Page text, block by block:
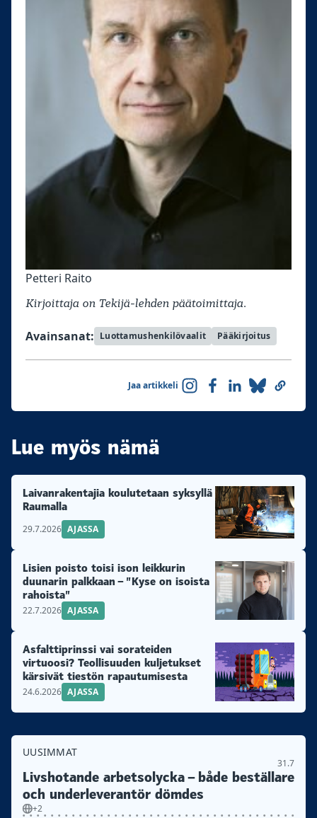
Petteri Raito
Kirjoittaja on Tekijä-lehden päätoimittaja.
Avainsanat: Luottamushenkilövaalit Pääkirjoitus
Jaa artikkeli
Lue myös nämä
Laivanrakentajia koulutetaan syksyllä
Raumalla
29.7.2026 AJASSA
Lisien poisto toisi ison leikkurin
duunarin palkkaan – ”Kyse on isoista
rahoista”
22.7.2026 AJASSA
Asfalttiprinssi vai sorateiden
virtuoosi? Teollisuuden kuljetukset
kärsivät tiestön rapautumisesta
24.6.2026 AJASSA
UUSIMMAT
31.7
Livshotande arbetsolycka – både beställare
och underleverantör dömdes
+2